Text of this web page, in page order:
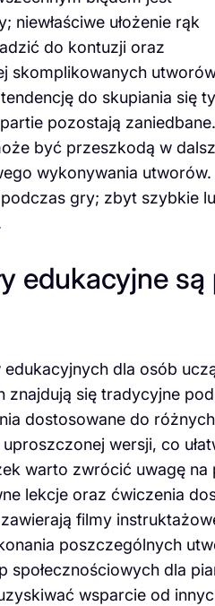
niewłaściwe ułożenie rąk
do kontuzji oraz
skomplikowanych
do skupiania się
pozostają
być przeszkodą w
wykonywania
gry; zbyt szybkie
edukacyjne
edukacyjnych dla osób
znajdują się tradycyjne
dostosowane do
wersji, co
warto zwrócić uwagę
lekcje oraz ćwiczenia
filmy
poszczególnych
społecznościowych dla
wsparcie od